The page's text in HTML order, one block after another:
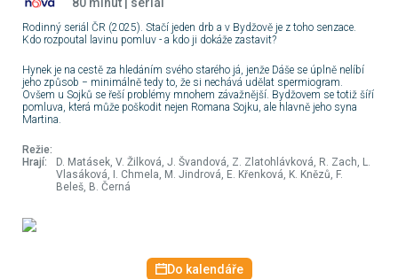
19:10 SERIÁL
Inspektorka
Renoirová III
19:55 SERIÁL
Inspektorka
Candice
20:50
Vodník (3/3)
Výsledky
střední Itálii
(8/10)
18:00 ZÁBAVA
Cyklotoulky
18:10 ZPRÁVY
Křesťanský
Postřehy
odjinud
znakovém
jazyce
19:00 DOKUMENT
14:00 ZPRÁVY
Zprávy
14:03 ZPRÁVY
Studio ČT24
Zprávy
Rodinný seriál ČR (2025). Stačí jeden drb a v Bydžově je z toho senzace.
Kdo rozpoutal lavinu pomluv - a kdo ji dokáže zastavit?
Hynek je na cestě za hledáním svého starého já, jenže Dáše se úplně nelíbí
jeho způsob − minimálně tedy to, že si nechává udělat spermiogram.
Ovšem u Sojků se řeší problémy mnohem závažnější. Bydžovem se totiž šíří
pomluva, která může poškodit nejen Romana Sojku, ale hlavně jeho syna
Martina.
Režie:
Hrají:
D. Matásek, V. Žilková, J. Švandová, Z. Zlatohlávková, R. Zach, L.
Vlasáková, I. Chmela, M. Jindrová, E. Křenková, K. Knězů, F.
Beleš, B. Černá
Do kalendáře